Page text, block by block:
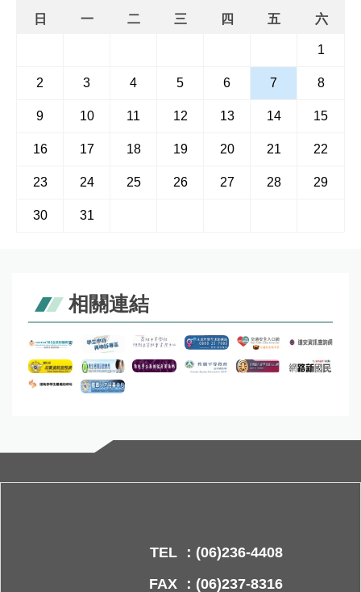
日 一 二 三 四 五 六
1
2 3 4 5 6 7 8
9 10 11 12 13 14 15
16 17 18 19 20 21 22
23 24 25 26 27 28 29
30 31
相關連結
TEL ：(06)236-4408
FAX ：(06)237-8316